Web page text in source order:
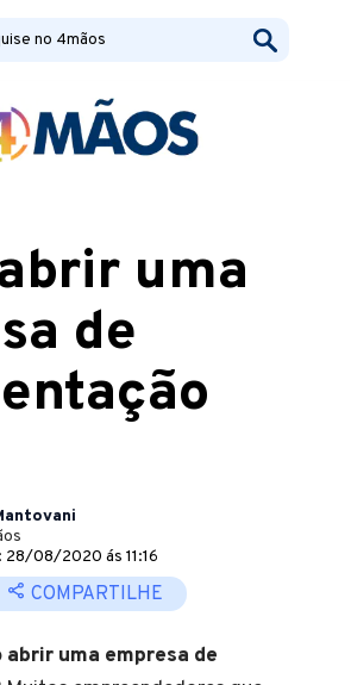
uma
de
28/08/2020 ás 11:16
COMPARTILHE
abrir uma empresa de